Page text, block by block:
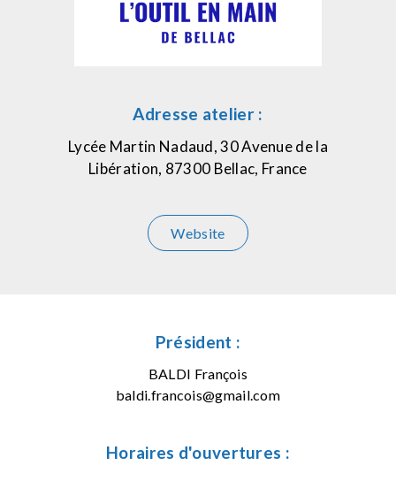
Adresse atelier :
Lycée Martin Nadaud, 30 Avenue de la
Libération, 87300 Bellac, France
Website
Président :
BALDI François
baldi.francois@gmail.com
Horaires d'ouvertures :